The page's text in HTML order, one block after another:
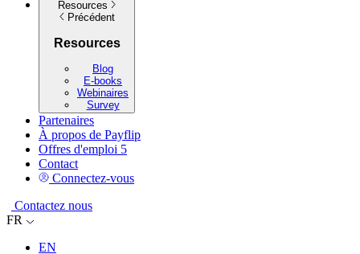
Resources
Précédent
Resources
Blog
E-books
Webinaires
Survey
Partenaires
À propos de Payflip
Offres d'emploi 5
Contact
Connectez-vous
Contactez nous
FR
EN